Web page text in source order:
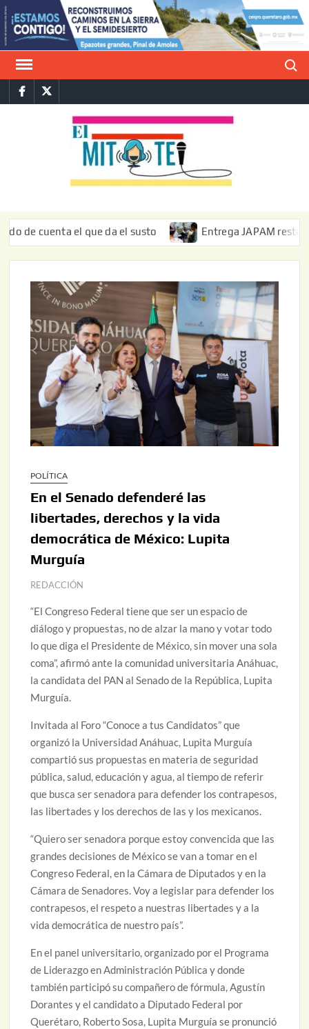
Saltar
al
contenido
FacebookTwitter
el que da el susto Entrega JAPAM restauración
POLÍTICA
En el Senado defenderé las
libertades, derechos y la vida
democrática de México: Lupita
Murguía
REDACCIÓN
“El Congreso Federal tiene que ser un espacio de
diálogo y propuestas, no de alzar la mano y votar todo
lo que diga el Presidente de México, sin mover una sola
coma”, afirmó ante la comunidad universitaria Anáhuac,
la candidata del PAN al Senado de la República, Lupita
Murguía.
Invitada al Foro “Conoce a tus Candidatos” que
organizó la Universidad Anáhuac, Lupita Murguía
compartió sus propuestas en materia de seguridad
pública, salud, educación y agua, al tiempo de referir
que busca ser senadora para defender los contrapesos,
las libertades y los derechos de las y los mexicanos.
“Quiero ser senadora porque estoy convencida que las
grandes decisiones de México se van a tomar en el
Congreso Federal, en la Cámara de Diputados y en la
Cámara de Senadores. Voy a legislar para defender los
contrapesos, el respeto a nuestras libertades y a la
vida democrática de nuestro país”.
En el panel universitario, organizado por el Programa
de Liderazgo en Administración Pública y donde
también participó su compañero de fórmula, Agustín
Dorantes y el candidato a Diputado Federal por
Querétaro, Roberto Sosa, Lupita Murguía se pronunció